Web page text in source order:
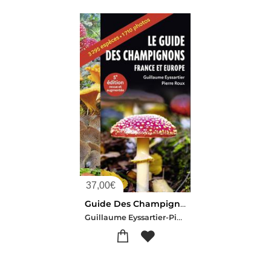
37,00€
Guide Des Champignons : France Et Europe
Guillaume Eyssartier-Pierre Roux